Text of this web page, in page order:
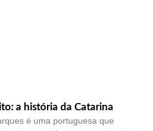
a história da Catarina
é uma portuguesa que